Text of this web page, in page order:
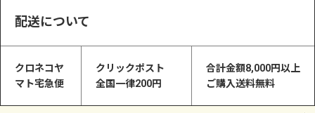
配送について
クロネコヤ
マト宅急便
クリックポスト
全国一律200円
合計金額8,000円以上
ご購入送料無料